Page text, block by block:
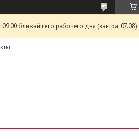
ближайшего рабочего дня (завтра, 07.08)